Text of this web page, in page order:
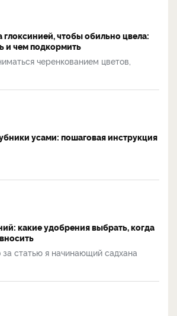
глоксинией, чтобы обильно цвела:
и чем подкормить
черенкованием цветов,
усами: пошаговая инструкция
какие удобрения выбрать, когда
статью я начинающий садхана